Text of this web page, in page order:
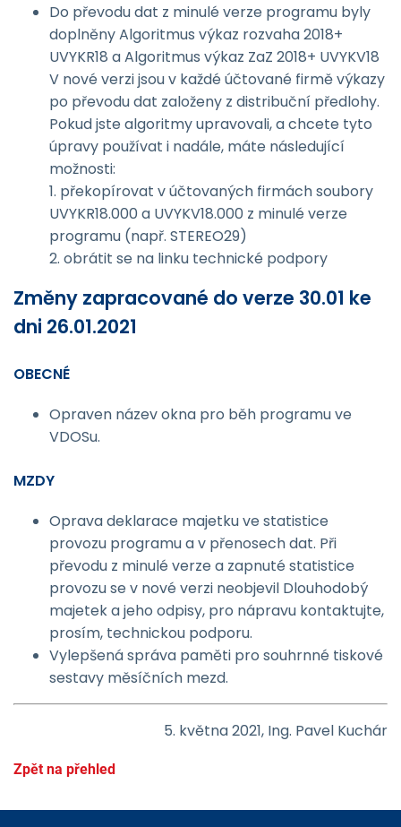
Do převodu dat z minulé verze programu byly
doplněny Algoritmus výkaz rozvaha 2018+
UVYKR18 a Algoritmus výkaz ZaZ 2018+ UVYKV18
V nové verzi jsou v každé účtované firmě výkazy
po převodu dat založeny z distribuční předlohy.
Pokud jste algoritmy upravovali, a chcete tyto
úpravy používat i nadále, máte následující
možnosti:
1. překopírovat v účtovaných firmách soubory
UVYKR18.000 a UVYKV18.000 z minulé verze
programu (např. STEREO29)
2. obrátit se na linku technické podpory
Změny zapracované do verze 30.01 ke
dni 26.01.2021
OBECNÉ
Opraven název okna pro běh programu ve
VDOSu.
MZDY
Oprava deklarace majetku ve statistice
provozu programu a v přenosech dat. Při
převodu z minulé verze a zapnuté statistice
provozu se v nové verzi neobjevil Dlouhodobý
majetek a jeho odpisy, pro nápravu kontaktujte,
prosím, technickou podporu.
Vylepšená správa paměti pro souhrnné tiskové
sestavy měsíčních mezd.
5. května 2021, Ing. Pavel Kuchár
Zpět na přehled